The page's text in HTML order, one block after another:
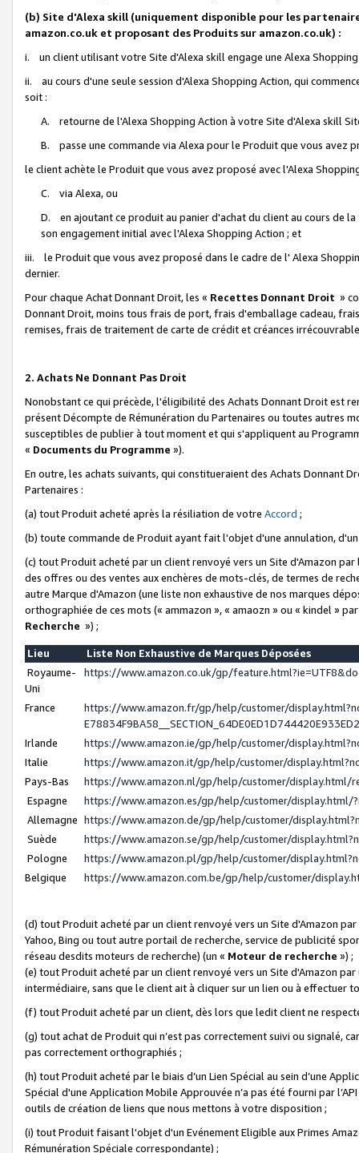
(b) Site d'Alexa skill (uniquement disponible pour les
amazon.co.uk et proposant des Produits sur amazon.co.uk) :
i. un client utilisant votre Site d'Alexa skill engage une Alexa
ii. au cours d'une seule session d'Alexa Shopping Action, qui
soit :
A. retourne de l'Alexa Shopping Action à votre Site d'Alexa skill
B. passe une commande via Alexa pour le Produit que vous avez
le client achète le Produit que vous avez proposé avec l'Alexa
C. via Alexa, ou
D. en ajoutant ce produit au panier d'achat du client au cours de
son engagement initial avec l'Alexa Shopping Action ; et
iii. le Produit que vous avez proposé dans le cadre de l' Alexa
dernier.
Pour chaque Achat Donnant Droit, les « Recettes Donnant Droit »
Donnant Droit, moins tous frais de port, frais d'emballage cadeau,
remises, frais de traitement de carte de crédit et créances
2. Achats Ne Donnant Pas Droit
Nonobstant ce qui précède, l'éligibilité des Achats Donnant Droit est
présent Décompte de Rémunération du Partenaires ou toutes autres
susceptibles de publier à tout moment et qui s'appliquent au
« Documents du Programme »).
En outre, les achats suivants, qui constitueraient des Achats Donnant
Partenaires :
(a) tout Produit acheté après la résiliation de votre Accord ;
(b) toute commande de Produit ayant fait l'objet d'une annulation,
(c) tout Produit acheté par un client renvoyé vers un Site d'Amazon
des offres ou des ventes aux enchères de mots-clés, de termes de
autre Marque d'Amazon (une liste non exhaustive de nos marques
orthographiée de ces mots (« ammazon », « amaozn » ou « kindel »
Recherche ») ;
Lieu
Liste Non Exhaustive de Marques Déposées
Royaume-
Uni
https://www.amazon.co.uk/gp/
France
https://www.amazon.fr/gp/help/customer/
Irlande
https://www.amazon.ie/gp/help/customer/
Italie
https://www.amazon.it/gp/help/customer/
Pays-Bas
https://www.amazon.nl/gp/help/customer/display.html/
Espagne
https://www.amazon.es/gp/help/customer/display.html/
Allemagne https://www.amazon.de/gp/help/customer/
Suède
https://www.amazon.se/gp/help/customer/
Pologne
https://www.amazon.pl/gp/help/customer/
Belgique
https://www.amazon.com.be/gp/help/customer/
(d) tout Produit acheté par un client renvoyé vers un Site d'Amazon
Yahoo, Bing ou tout autre portail de recherche, service de publicité
réseau desdits moteurs de recherche) (un « Moteur de recherche ») ;
(e) tout Produit acheté par un client renvoyé vers un Site d'Amazon
intermédiaire, sans que le client ait à cliquer sur un lien ou à
(f) tout Produit acheté par un client, dès lors que ledit client ne
(g) tout achat de Produit qui n’est pas correctement suivi ou signalé,
pas correctement orthographiés ;
(h) tout Produit acheté par le biais d’un Lien Spécial au sein d’une
Spécial d'une Application Mobile Approuvée n’a pas été fourni par
outils de création de liens que nous mettons à votre disposition ;
(i) tout Produit faisant l'objet d'un Evénement Eligible aux Primes
Rémunération Spéciale correspondante) ;